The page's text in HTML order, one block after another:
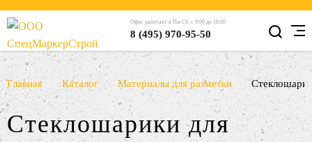
Офис работает в Пн-Сб: с 9:00 до 18:00
8 (495) 970-95-50
Главная Каталог Материалы для разметки
Стеклошарики для